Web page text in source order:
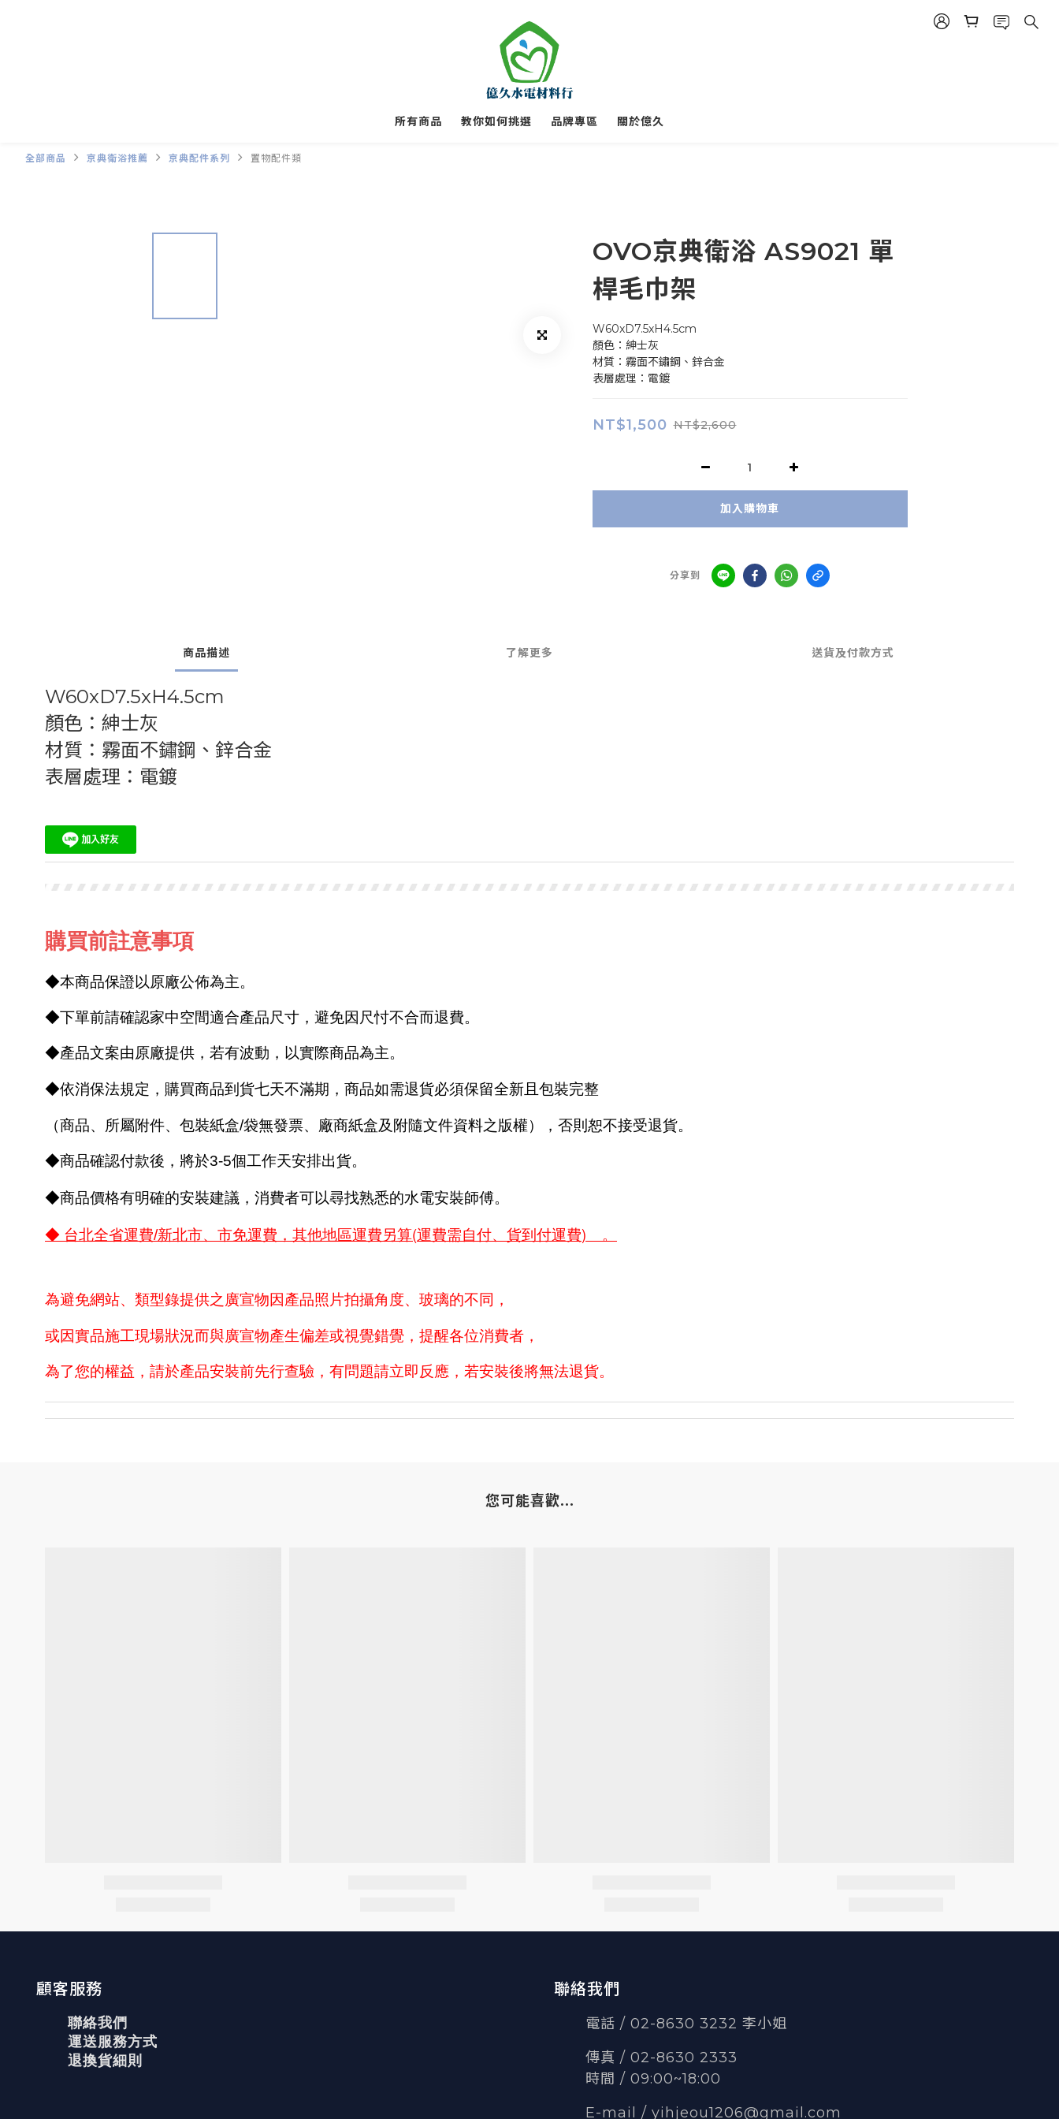
所有商品 教你如何挑選 品牌專區 關於億久
全部商品 京典衛浴推薦 京典配件系列 置物配件類
OVO京典衛浴 AS9021 單
桿毛巾架
W60xD7.5xH4.5cm
顏色：紳士灰
材質：霧面不鏽鋼、鋅合金
表層處理：電鍍
NT$1,500 NT$2,600
加入購物車
分享到
商品描述 了解更多 送貨及付款方式
W60xD7.5xH4.5cm
顏色：紳士灰
材質：霧面不鏽鋼、鋅合金
表層處理：電鍍
購買前註意事項
◆本商品保證以原廠公佈為主。
◆下單前請確認家中空間適合產品尺寸，避免因尺忖不合而退費。
◆產品文案由原廠提供，若有波動，以實際商品為主。
◆依消保法規定，購買商品到貨七天不滿期，商品如需退貨必須保留全新且包裝完整
（商品、所屬附件、包裝紙盒/袋無發票、廠商紙盒及附隨文件資料之版權），否則恕不接受退貨。
◆商品確認付款後，將於3-5個工作天安排出貨。
◆商品價格有明確的安裝建議，消費者可以尋找熟悉的水電安裝師傅。
◆ 台北全省運費/新北市、市免運費，其他地區運費另算(運費需自付、貨到付運費) 。
為避免網站、類型錄提供之廣宣物因產品照片拍攝角度、玻璃的不同，
或因實品施工現場狀況而與廣宣物產生偏差或視覺錯覺，提醒各位消費者，
為了您的權益，請於產品安裝前先行查驗，有問題請立即反應，若安裝後將無法退貨。
您可能喜歡...
顧客服務
聯絡我們
運送服務方式
退換貨細則
聯絡我們
電話 / 02-8630 3232 李小姐
傳真 / 02-8630 2333
時間 / 09:00~18:00
E-mail / yihjeou1206@gmail.com